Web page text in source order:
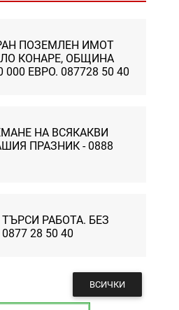
ПОЗЕМЛЕН ИМОТ
КОНАРЕ, ОБЩИНА
ЕВРО. 087728 50 40
НА ВСЯКАКВИ
ПРАЗНИК - 0888
РАБОТА. БЕЗ
28 50 40
ВСИЧКИ